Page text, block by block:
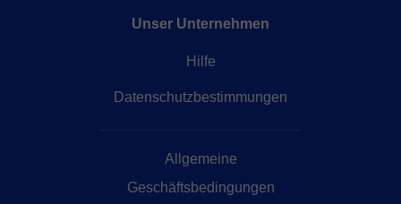
Unser Unternehmen
Hilfe
Datenschutzbestimmungen
Allgemeine
Geschäftsbedingungen